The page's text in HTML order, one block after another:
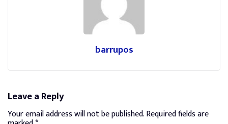
barrupos
Leave a Reply
Your email address will not be published.Required fields are